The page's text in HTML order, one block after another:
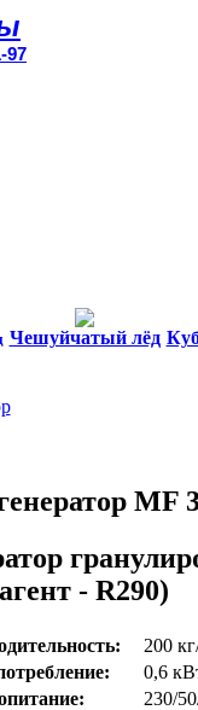
97
Чешуйчатый лёд
MF
- R290)
200
0,6
230/